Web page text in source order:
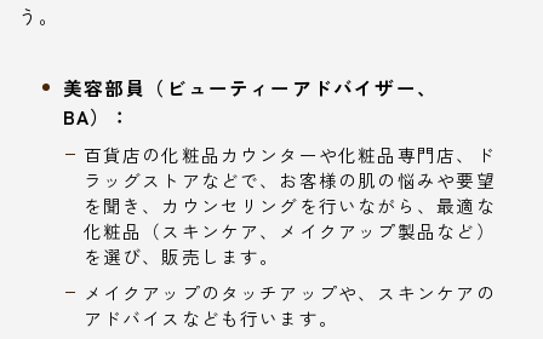
う。
美容部員（ビューティーアドバイザー、
BA）：
百貨店の化粧品カウンターや化粧品専門店、ド
ラッグストアなどで、お客様の肌の悩みや要望
を聞き、カウンセリングを行いながら、最適な
化粧品（スキンケア、メイクアップ製品など）
を選び、販売します。
メイクアップのタッチアップや、スキンケアの
アドバイスなども行います。